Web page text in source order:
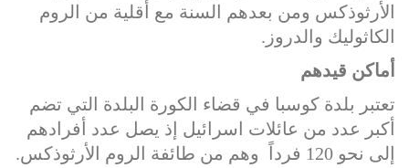
الأرثوذكس ومن بعدهم السنة مع أقلية من الروم
الكاثوليك والدروز.
أماكن قيدهم
تعتبر بلدة كوسبا في قضاء الكورة البلدة التي تضم
أكبر عدد من عائلات اسرائيل إذ يصل عدد أفرادهم
إلى نحو 120 فرداً وهم من طائفة الروم الأرثوذكس.